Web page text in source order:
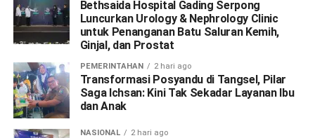
Bethsaida Hospital Gading Serpong
Luncurkan Urology & Nephrology Clinic
untuk Penanganan Batu Saluran Kemih,
Ginjal, dan Prostat
PEMERINTAHAN 2 hari ago
Transformasi Posyandu di Tangsel, Pilar
Saga Ichsan: Kini Tak Sekadar Layanan Ibu
dan Anak
NASIONAL 2 hari ago